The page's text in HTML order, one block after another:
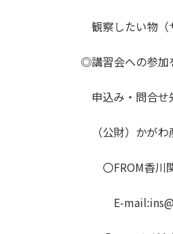
観察したい物（
◎講習会への参加
申込み・問合せ
（公財）かがわ
〇FROM香川
E-